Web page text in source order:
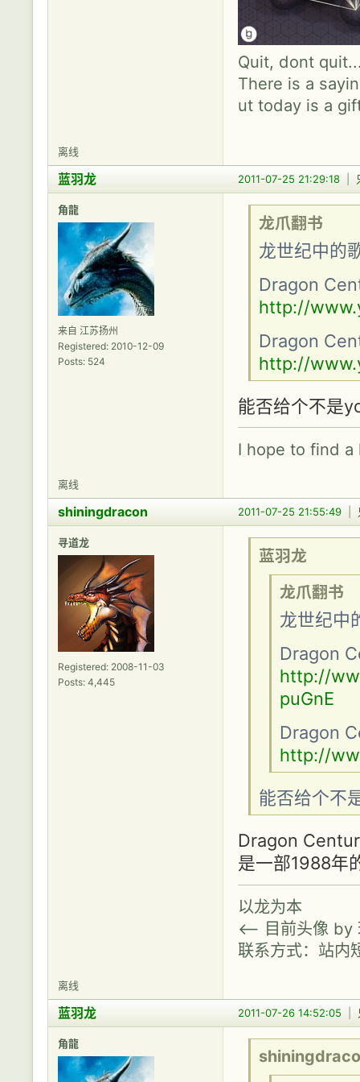
Quit, dont
There is a
ut today is a
离线
2011-07-25 21:29:18
蓝羽龙
角龍
来自 江苏扬州
Registered: 2010-12-09
Posts: 524
龙爪翻书
龙世纪中的
Dragon
http://
Dragon
http://
能否给个不是
I hope to find
离线
2011-07-25 21:55:49
shiningdracon
寻道龙
Registered: 2008-11-03
Posts: 4,445
蓝羽龙
龙爪翻书
龙世纪中
Dragon
http://
puGnE
Dragon
http://
能否给个不
Dragon
是一部1988年
以龙为本
<-- 目前头像 by
联系方式：站内
离线
2011-07-26 14:52:05
蓝羽龙
角龍